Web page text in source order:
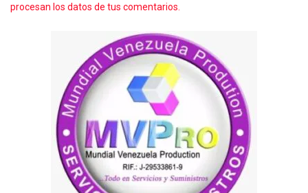
procesan los datos de tus comentarios.